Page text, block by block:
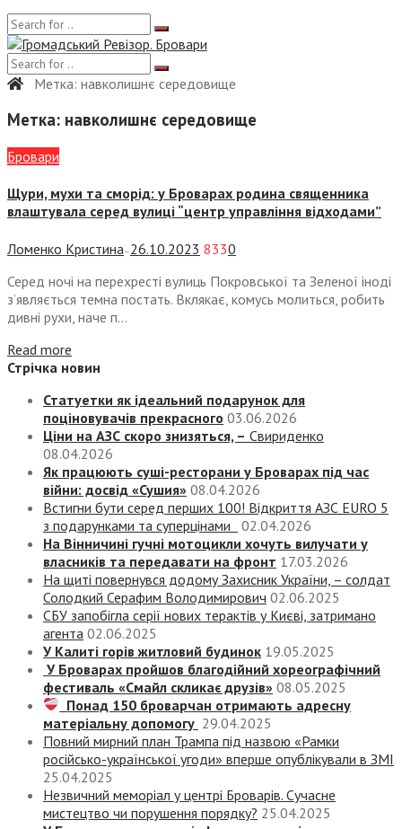
Метка: навколишнє середовище
Метка: навколишнє середовище
Бровари
Щури, мухи та сморід: у Броварах родина священника
влаштувала серед вулиці “центр управління відходами”
Ломенко Кристина — 26.10.2023 8330
Серед ночі на перехресті вулиць Покровської та Зеленої іноді
з’являється темна постать. Вклякає, комусь молиться, робить
дивні рухи, наче п...
Read more
Стрічка новин
Статуетки як ідеальний подарунок для
поціновувачів прекрасного 03.06.2026
Ціни на АЗС скоро знизяться, – Свириденко
08.04.2026
Як працюють суші-ресторани у Броварах під час
війни: досвід «Сушия» 08.04.2026
Встигни бути серед перших 100! Відкриття АЗС EURO 5
з подарунками та суперцінами
02.04.2026
На Вінничині гучні мотоцикли хочуть вилучати у
власників та передавати на фронт 17.03.2026
На щиті повернувся додому Захисник України, – солдат
Солодкий Серафим Володимирович 02.06.2025
СБУ запобігла серії нових терактів у Києві, затримано
агента 02.06.2025
У Калиті горів житловий будинок 19.05.2025
У Броварах пройшов благодійний хореографічний
фестиваль «Смайл скликає друзів» 08.05.2025
Понад 150 броварчан отримають адресну
матеріальну допомогу 29.04.2025
Повний мирний план Трампа під назвою «‎Рамки
російсько-української угоди» вперше опублікували в ЗМІ
25.04.2025
Незвичний меморіал у центрі Броварів. Сучасне
мистецтво чи порушення порядку? 25.04.2025